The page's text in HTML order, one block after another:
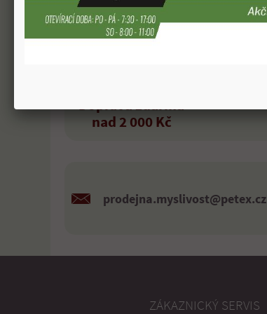
Doprava zdarma
nad 2 000 Kč
prodejna.myslivost@petex.cz
ZÁKAZNICKÝ SERVIS